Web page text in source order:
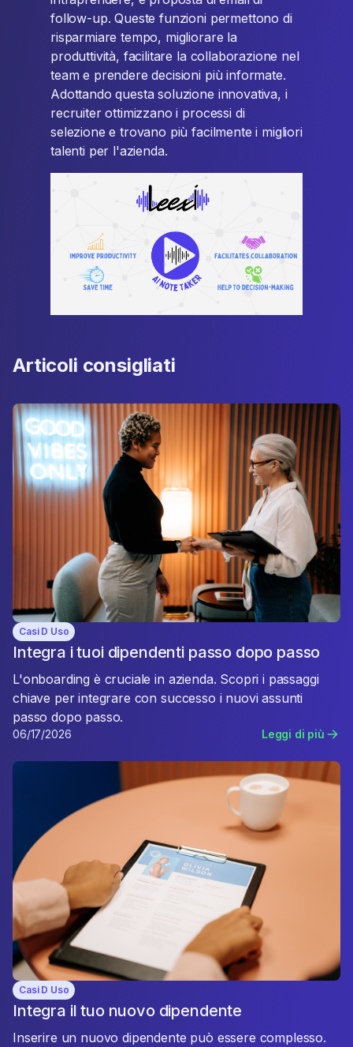
follow-up. Queste funzioni permettono di
risparmiare tempo, migliorare la
produttività, facilitare la collaborazione nel
team e prendere decisioni più informate.
Adottando questa soluzione innovativa, i
recruiter ottimizzano i processi di
selezione e trovano più facilmente i migliori
talenti per l'azienda.
Articoli consigliati
Casi D Uso
Integra i tuoi dipendenti passo dopo passo
L'onboarding è cruciale in azienda. Scopri i passaggi
chiave per integrare con successo i nuovi assunti
passo dopo passo.
06/17/2026 Leggi di più
Casi D Uso
Integra il tuo nuovo dipendente
Inserire un nuovo dipendente può essere complesso.